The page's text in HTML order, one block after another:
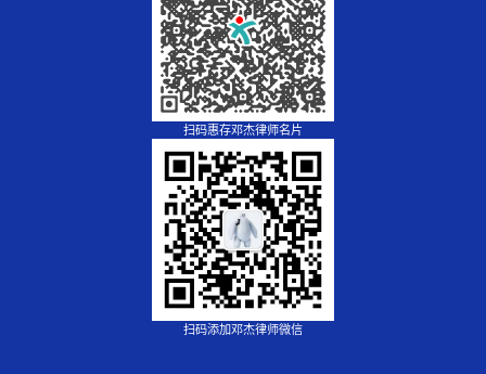
扫码惠存邓杰律师名片
扫码添加邓杰律师微信